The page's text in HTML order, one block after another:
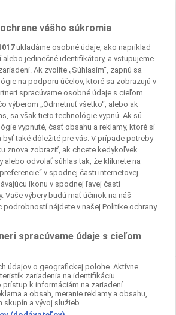
Ruská
Turecká
Vietnamská
Epoch Times Slovensko
Publikovanie alebo ďalšie šírenie
vášho súkromia
ukladáme osobné údaje, ako napríklad
alebo jedinečné identifikátory, a vstupujeme
Ak zvolíte „Súhlasím“, zapnú sa
na podporu účelov, ktoré sa zobrazujú v
spracúvame osobné údaje s cieľom
výberom „Odmetnuť všetko“, alebo ak
sa však tieto technológie vypnú. Ak sú
vypnuté, časť obsahu a reklamy, ktoré si
byť také dôležité pre vás. V prípade potreby
znova zobraziť, ak chcete kedykoľvek
alebo odvolať súhlas tak, že kliknete na
v spodnej časti internetovej
ikonu v spodnej ľavej časti
Vaše výbery budú mať účinok na náš
podrobností nájdete v našej Politike ochrany
spracúvame údaje s cieľom
údajov o geografickej polohe. Aktívne
zariadenia na identifikáciu.
prístup k informáciám na zariadení.
a obsah, meranie reklamy a obsahu,
skupín a vývoj služieb.